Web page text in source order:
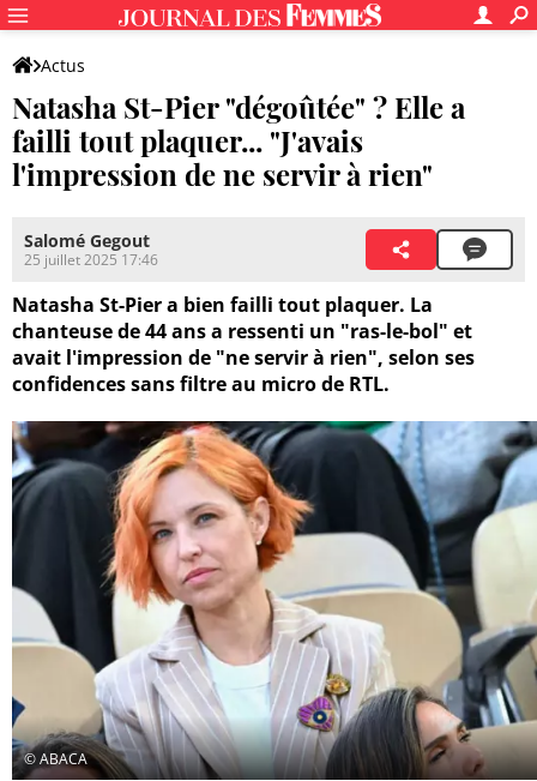
Actus
Natasha St-Pier "dégoûtée" ? Elle a
failli tout plaquer... "J'avais
l'impression de ne servir à rien"
Salomé Gegout
25 juillet 2025 17:46
Natasha St-Pier a bien failli tout plaquer. La
chanteuse de 44 ans a ressenti un "ras-le-bol" et
avait l'impression de "ne servir à rien", selon ses
confidences sans filtre au micro de RTL.
© ABACA